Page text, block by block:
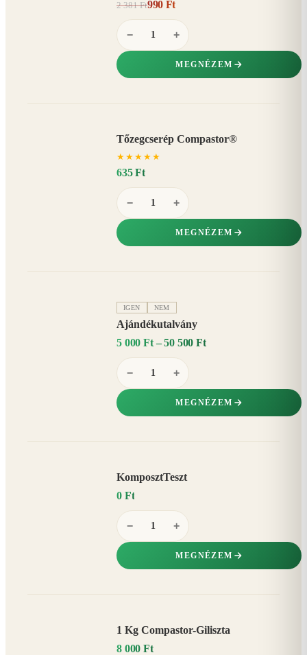
2 381 Ft990 Ft
− +
MEGNÉZEM
Tőzegcserép Compastor®
★ ★ ★ ★ ★
635 Ft
− +
MEGNÉZEM
IGEN NEM
Ajándékutalvány
5 000 Ft – 50 500 Ft
− +
MEGNÉZEM
KomposztTeszt
0 Ft
− +
MEGNÉZEM
1 Kg Compastor-Giliszta
8 000 Ft